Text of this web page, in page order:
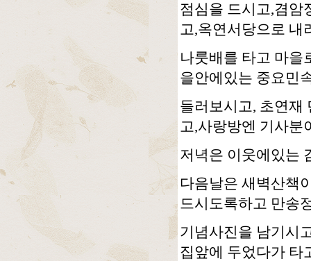
점심을 드시고,겸암
고,옥연서당으로 내
나룻배를 타고 마을
을안에있는 중요민
들러보시고, 초연재
고,사랑방엔 기사분
저녁은 이웃에있는
다음날은 새벽산책
드시도록하고 만송
기념사진을 남기시
집앞에 두었다가 타